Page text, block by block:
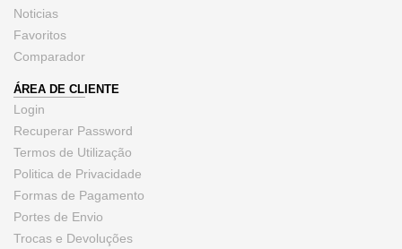
Noticias
Favoritos
Comparador
ÁREA DE CLIENTE
Login
Recuperar Password
Termos de Utilização
Politica de Privacidade
Formas de Pagamento
Portes de Envio
Trocas e Devoluções